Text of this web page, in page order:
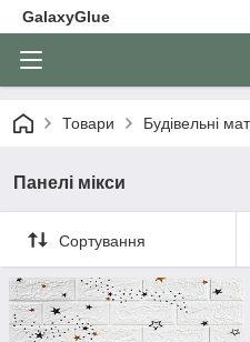
GalaxyGlue
Товари Будівельні
Панелі мікси
Сортування